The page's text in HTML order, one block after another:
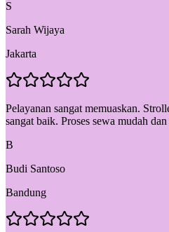
S
Sarah Wijaya
Jakarta
Pelayanan sangat memuaskan.
sangat baik. Proses sewa mudah
B
Budi Santoso
Bandung